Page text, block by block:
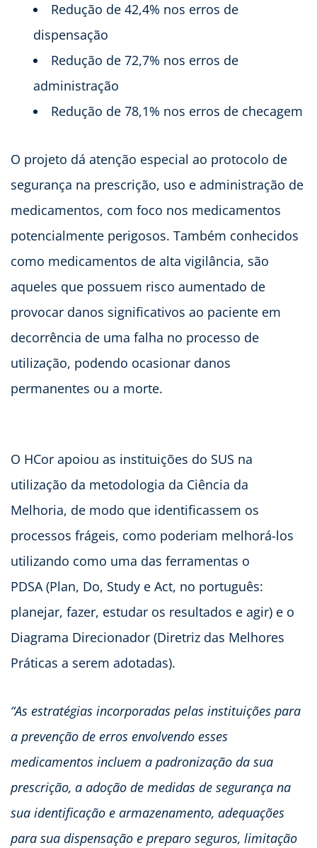
Redução de 42,4% nos erros de
dispensação
Redução de 72,7% nos erros de
administração
Redução de 78,1% nos erros de checagem
O projeto dá atenção especial ao protocolo de
segurança na prescrição, uso e administração de
medicamentos, com foco nos medicamentos
potencialmente perigosos. Também conhecidos
como medicamentos de alta vigilância, são
aqueles que possuem risco aumentado de
provocar danos significativos ao paciente em
decorrência de uma falha no processo de
utilização, podendo ocasionar danos
permanentes ou a morte.
O HCor apoiou as instituições do SUS na
utilização da metodologia da Ciência da
Melhoria, de modo que identificassem os
processos frágeis, como poderiam melhorá-los
utilizando como uma das ferramentas o
PDSA (Plan, Do, Study e Act, no português:
planejar, fazer, estudar os resultados e agir) e o
Diagrama Direcionador (Diretriz das Melhores
Práticas a serem adotadas).
“As estratégias incorporadas pelas instituições para
a prevenção de erros envolvendo esses
medicamentos incluem a padronização da sua
prescrição, a adoção de medidas de segurança na
sua identificação e armazenamento, adequações
para sua dispensação e preparo seguros, limitação